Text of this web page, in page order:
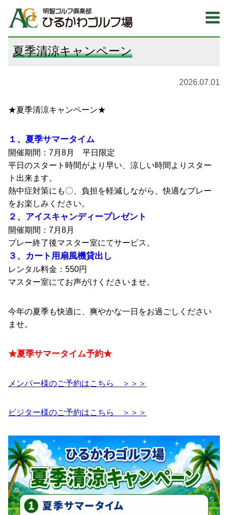
夏季清涼キャンペーン
2026.07.01
★夏季清涼キャンペーン★
１、夏季サマータイム
開催期間：7月8月 平日限定
平日のスタート時間がより早い、涼しい時間よりスター
ト出来ます。
熱中症対策にも〇、負担を軽減しながら、快適なプレー
をお楽しみください。
２、アイスキャンディープレゼント
開催期間：7月8月
プレー終了後マスター室にてサービス。
３、カート用扇風機貸出し
レンタル料金：550円
マスター室にてお声がけくださいませ。
今年の夏季も快適に、爽やかな一日をお過ごしください
ませ。
★夏季サマータイム予約★
メンバー様のご予約はこちら ＞＞＞
ビジター様のご予約はこちら ＞＞＞